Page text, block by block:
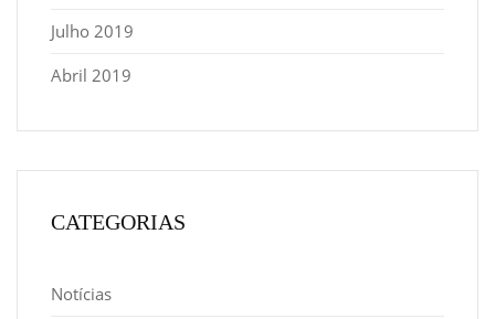
Julho 2019
Abril 2019
CATEGORIAS
Notícias